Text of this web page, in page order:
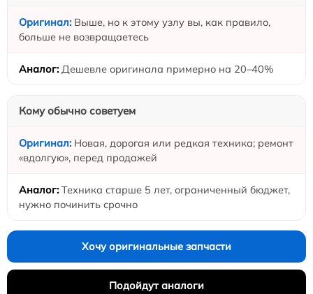
Выше, но к этому узлу вы, как правило,
больше не возвращаетесь
Дешевле оригинала примерно на 20–40%
Кому обычно советуем
Новая, дорогая или редкая техника; ремонт
«вдолгую», перед продажей
Техника старше 5 лет, ограниченный бюджет,
нужно починить срочно
Хочу оригинальные запчасти
Подойдут аналоги